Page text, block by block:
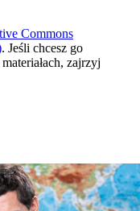
Commons
. Jeśli chcesz go
zajrzyj